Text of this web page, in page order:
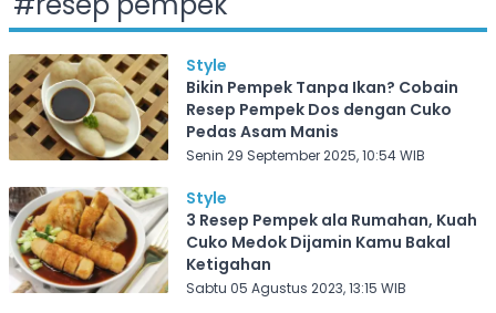
Style
Bikin Pempek Tanpa Ikan? Cobain
Resep Pempek Dos dengan Cuko
Pedas Asam Manis
Senin 29 September 2025, 10:54 WIB
Style
3 Resep Pempek ala Rumahan, Kuah
Cuko Medok Dijamin Kamu Bakal
Ketigahan
Sabtu 05 Agustus 2023, 13:15 WIB